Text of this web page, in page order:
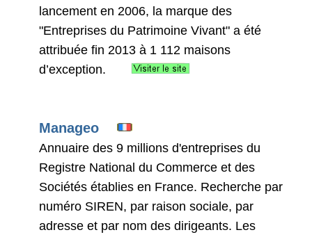
lancement en 2006, la marque des
"Entreprises du Patrimoine Vivant" a été
attribuée fin 2013 à 1 112 maisons
d’exception.
Manageo
Annuaire des 9 millions d'entreprises du
Registre National du Commerce et des
Sociétés établies en France. Recherche par
numéro SIREN, par raison sociale, par
adresse et par nom des dirigeants. Les